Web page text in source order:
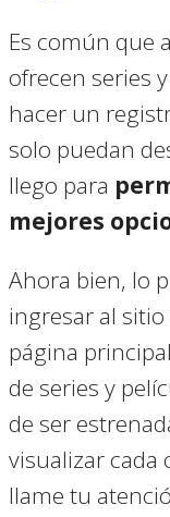
Es común que
ofrecen series
hacer un
solo puedan
llego para
mejores
Ahora bien, lo
ingresar al sitio
página
de series y
de ser
visualizar cada
llame tu